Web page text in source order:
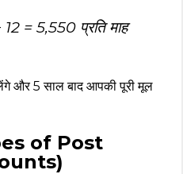
= ₹5,550 प्रति माह
और 5 साल बाद आपकी पूरी मूल
of Post